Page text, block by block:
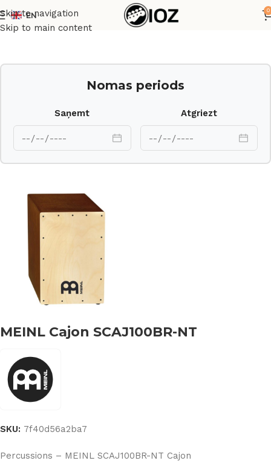
Skip to navigation
Skip to main content
EN
0
Sākums Perkusijas
Nomas periods
Saņemt Atgriezt
MEINL Cajon SCAJ100BR-NT
SKU: 7f40d56a2ba7
Percussions – MEINL SCAJ100BR-NT Cajon